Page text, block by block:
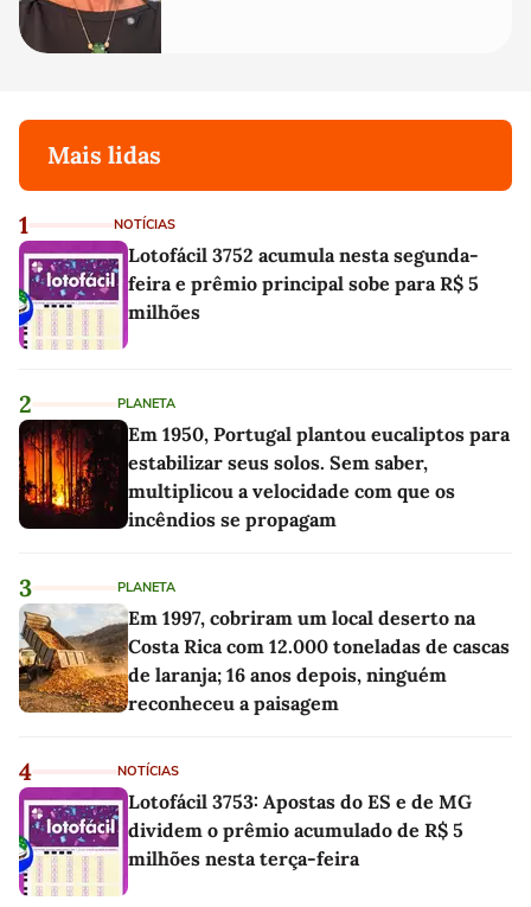
Mais lidas
1 NOTÍCIAS
Lotofácil 3752 acumula nesta segunda-
feira e prêmio principal sobe para R$ 5
milhões
2 PLANETA
Em 1950, Portugal plantou eucaliptos para
estabilizar seus solos. Sem saber,
multiplicou a velocidade com que os
incêndios se propagam
3 PLANETA
Em 1997, cobriram um local deserto na
Costa Rica com 12.000 toneladas de cascas
de laranja; 16 anos depois, ninguém
reconheceu a paisagem
4 NOTÍCIAS
Lotofácil 3753: Apostas do ES e de MG
dividem o prêmio acumulado de R$ 5
milhões nesta terça-feira